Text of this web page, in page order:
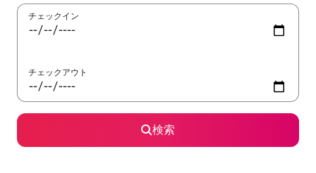
チェックイン
チェックアウト
検索